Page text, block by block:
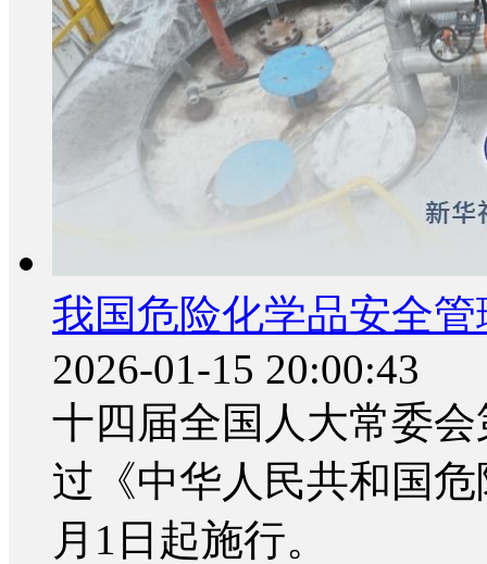
我国危险化学品安全
2026-01-15 20:00:43
十四届全国人大常委
过《中华人民共和国
月1日起施行。